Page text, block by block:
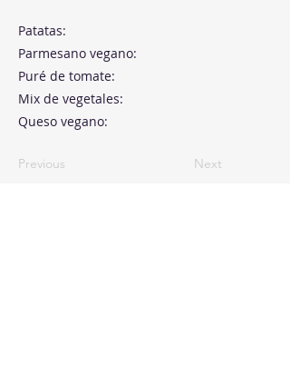
Patatas:
Parmesano vegano:
Puré de tomate:
Mix de vegetales:
Queso vegano:
Previous Next